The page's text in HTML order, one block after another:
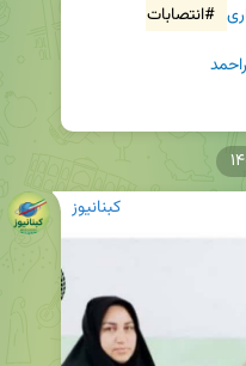
#انتصابات
کبنانیوز